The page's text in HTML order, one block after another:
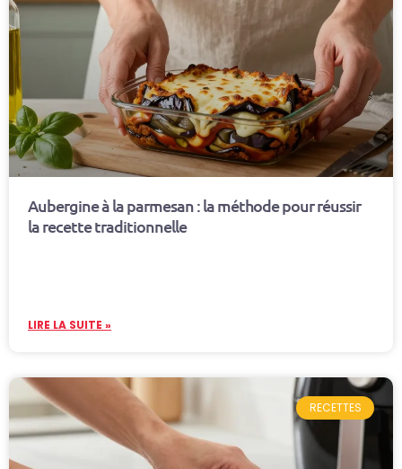
Aubergine à la parmesan : la méthode pour réussir
la recette traditionnelle
LIRE LA SUITE »
RECETTES